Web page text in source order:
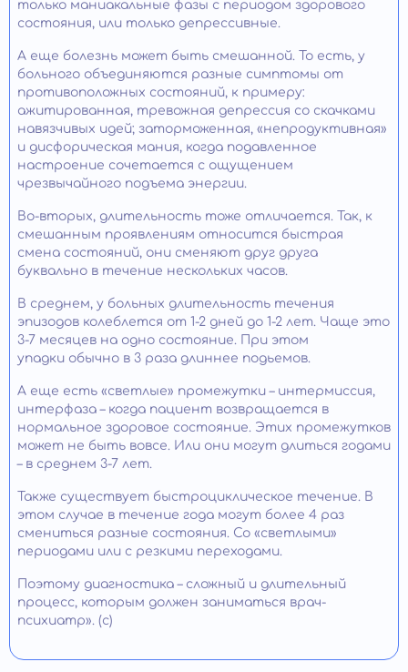
только маниакальные фазы с периодом здорового
состояния, или только депрессивные.
А еще болезнь может быть смешанной. То есть, у
больного объединяются разные симптомы от
противоположных состояний, к примеру:
ажитированная, тревожная депрессия со скачками
навязчивых идей; заторможенная, «непродуктивная»
и дисфорическая мания, когда подавленное
настроение сочетается с ощущением
чрезвычайного подъема энергии.
Во-вторых, длительность тоже отличается. Так, к
смешанным проявлениям относится быстрая
смена состояний, они сменяют друг друга
буквально в течение нескольких часов.
В среднем, у больных длительность течения
эпизодов колеблется от 1-2 дней до 1-2 лет. Чаще это
3-7 месяцев на одно состояние. При этом
упадки обычно в 3 раза длиннее подьемов.
А еще есть «светлые» промежутки – интермиссия,
интерфаза – когда пациент возвращается в
нормальное здоровое состояние. Этих промежутков
может не быть вовсе. Или они могут длиться годами
– в среднем 3-7 лет.
Также существует быстроциклическое течение. В
этом случае в течение года могут более 4 раз
смениться разные состояния. Со «светлыми»
периодами или с резкими переходами.
Поэтому диагностика – сложный и длительный
процесс, которым должен заниматься врач-
психиатр». (с)